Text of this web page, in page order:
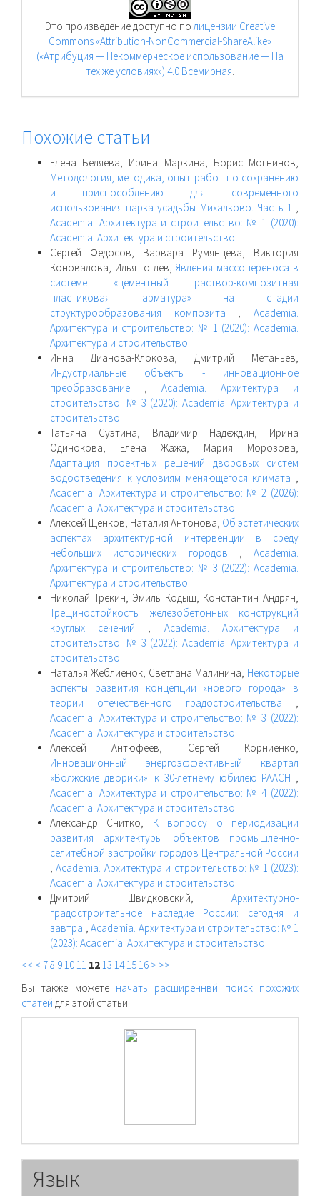
Это произведение доступно полицензии Creative
Commons «Attribution-NonCommercial-ShareAlike»
(«Атрибуция — Некоммерческое использование — На
тех же условиях») 4.0 Всемирная.
Похожие статьи
Елена Беляева, Ирина Маркина, Борис Могнинов,
Методология, методика, опыт работ по сохранению
и приспособлению для современного
использования парка усадьбы Михалково. Часть 1 ,
Academia. Архитектура и строительство: № 1 (2020):
Academia. Архитектура и строительство
Сергей Федосов, Варвара Румянцева, Виктория
Коновалова, Илья Гоглев,Явления массопереноса в
системе «цементный раствор-композитная
пластиковая арматура» на стадии
структурообразования композита ,Academia.
Архитектура и строительство: № 1 (2020): Academia.
Архитектура и строительство
Инна Дианова-Клокова, Дмитрий Метаньев,
Индустриальные объекты - инновационное
преобразование , Academia. Архитектура и
строительство: № 3 (2020): Academia. Архитектура и
строительство
Татьяна Суэтина, Владимир Надеждин, Ирина
Одинокова, Елена Жажа, Мария Морозова,
Адаптация проектных решений дворовых систем
водоотведения к условиям меняющегося климата ,
Academia. Архитектура и строительство: № 2 (2026):
Academia. Архитектура и строительство
Алексей Щенков, Наталия Антонова, Об эстетических
аспектах архитектурной интервенции в среду
небольших исторических городов , Academia.
Архитектура и строительство: № 3 (2022): Academia.
Архитектура и строительство
Николай Трёкин, Эмиль Кодыш, Константин Андрян,
Трещиностойкость железобетонных конструкций
круглых сечений , Academia. Архитектура и
строительство: № 3 (2022): Academia. Архитектура и
строительство
Наталья Жеблиенок, Светлана Малинина, Некоторые
аспекты развития концепции «нового города» в
теории отечественного градостроительства ,
Academia. Архитектура и строительство: № 3 (2022):
Academia. Архитектура и строительство
Алексей Антюфеев, Сергей Корниенко,
Инновационный энергоэффективный квартал
«Волжские дворики»: к 30-летнему юбилею РААСН ,
Academia. Архитектура и строительство: № 4 (2022):
Academia. Архитектура и строительство
Александр Снитко, К вопросу о периодизации
развития архитектуры объектов промышленно-
селитебной застройки городов Центральной России
,Academia. Архитектура и строительство: № 1 (2023):
Academia. Архитектура и строительство
Дмитрий Швидковский, Архитектурно-
градостроительное наследие России: сегодня и
завтра , Academia. Архитектура и строительство: № 1
(2023): Academia. Архитектура и строительство
<< < 78 9 10 11 12 13 14 15 16 > >>
Вы также можете начать расширеннвй поиск похожих
статей для этой статьи.
Язык